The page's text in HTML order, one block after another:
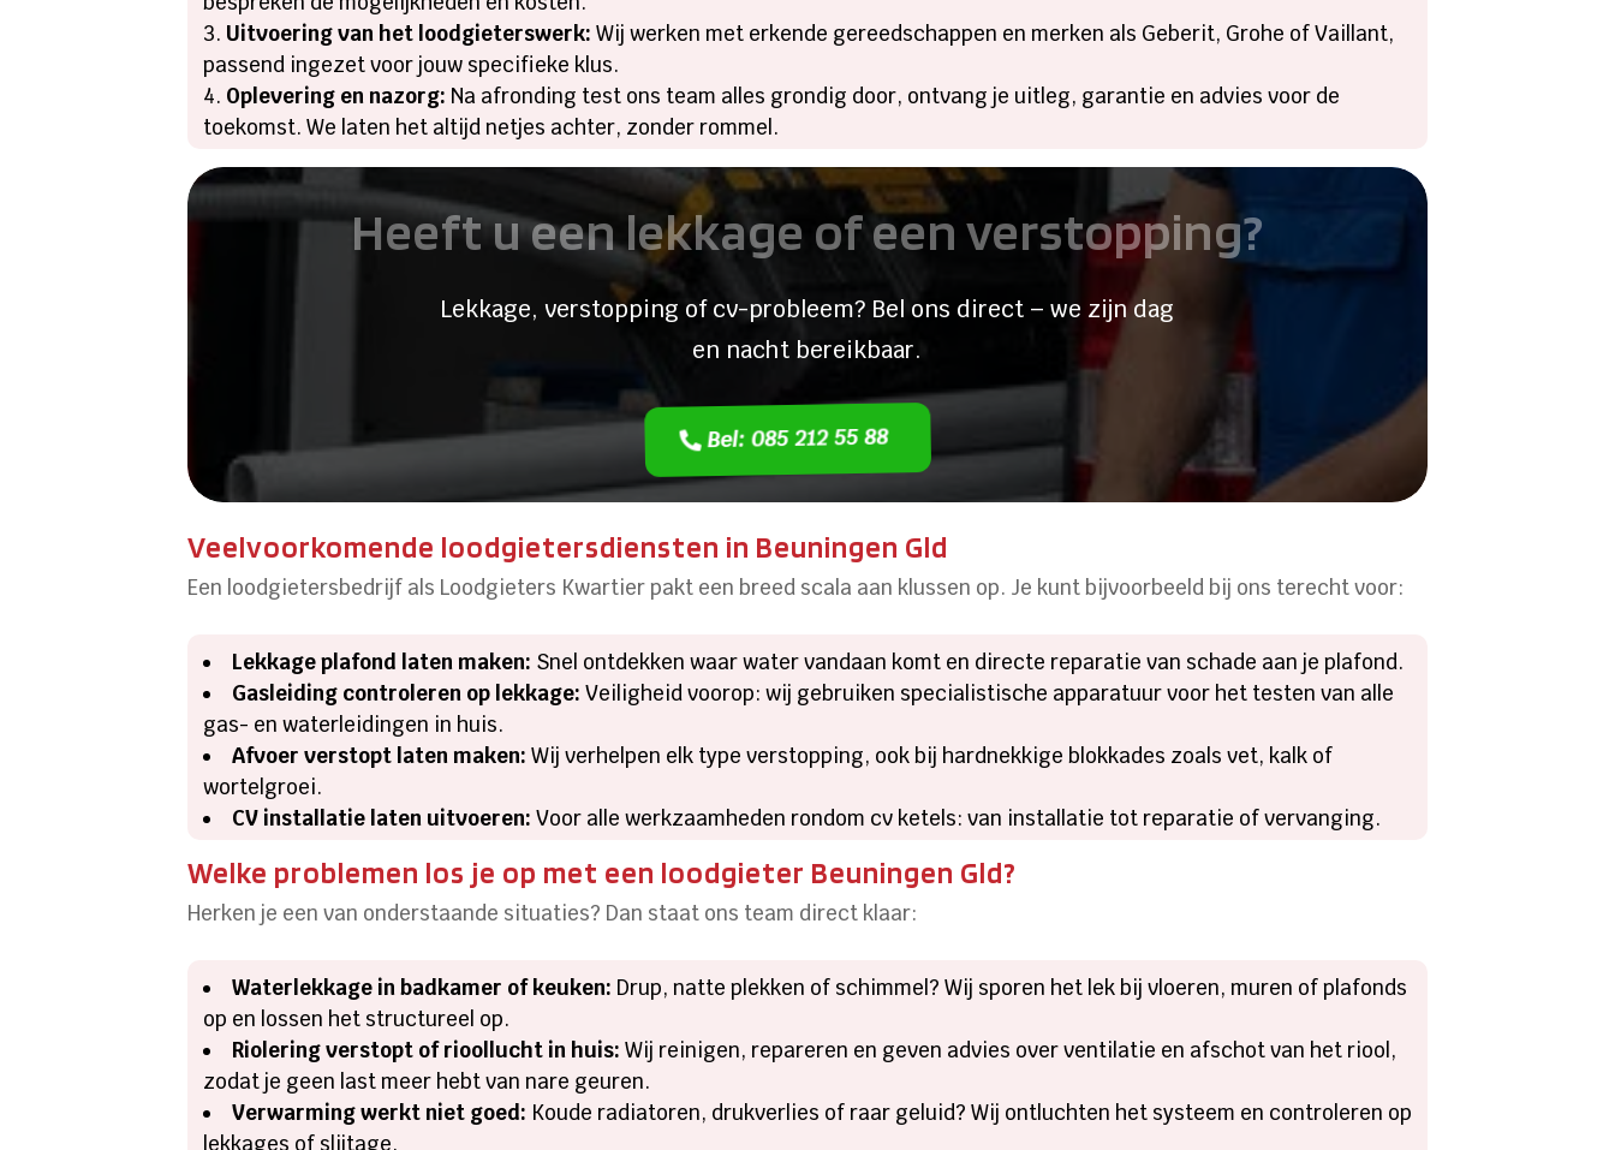
Uitvoering van het loodgieterswerk: Wij werken met erkende gereedschappen en merken als Geberit, Grohe of Vaillant,
passend ingezet voor jouw specifieke klus.
Oplevering en nazorg: Na afronding test ons team alles grondig door, ontvang je uitleg, garantie en advies voor de
toekomst. We laten het altijd netjes achter, zonder rommel.
Heeft u een lekkage of een verstopping?
Lekkage, verstopping of cv-probleem? Bel ons direct – we zijn dag
en nacht bereikbaar.
Bel: 085 212 55 88
Veelvoorkomende loodgietersdiensten in Beuningen Gld
Een loodgietersbedrijf als Loodgieters Kwartier pakt een breed scala aan klussen op. Je kunt bijvoorbeeld bij ons terecht voor:
Lekkage plafond laten maken: Snel ontdekken waar water vandaan komt en directe reparatie van schade aan je plafond.
Gasleiding controleren op lekkage: Veiligheid voorop: wij gebruiken specialistische apparatuur voor het testen van alle
gas- en waterleidingen in huis.
Afvoer verstopt laten maken: Wij verhelpen elk type verstopping, ook bij hardnekkige blokkades zoals vet, kalk of
wortelgroei.
CV installatie laten uitvoeren: Voor alle werkzaamheden rondom cv ketels: van installatie tot reparatie of vervanging.
Welke problemen los je op met een loodgieter Beuningen Gld?
Herken je een van onderstaande situaties? Dan staat ons team direct klaar:
Waterlekkage in badkamer of keuken: Drup, natte plekken of schimmel? Wij sporen het lek bij vloeren, muren of plafonds
op en lossen het structureel op.
Riolering verstopt of rioollucht in huis: Wij reinigen, repareren en geven advies over ventilatie en afschot van het riool,
zodat je geen last meer hebt van nare geuren.
Verwarming werkt niet goed: Koude radiatoren, drukverlies of raar geluid? Wij ontluchten het systeem en controleren op
lekkages of slijtage.